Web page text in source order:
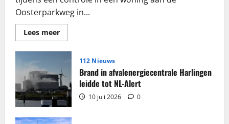
Oosterparkweg in...
Lees meerLees
meer
Grote
sigaretten
en
tabak
in
beslag
genomen
in
woning
112 Nieuws
Brand in afvalenergiecentrale Harlingen
leidde tot NL-Alert
10 juli 2026 0